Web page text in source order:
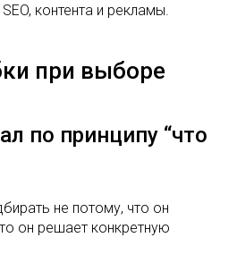
контента и рекламы.
при выборе
по принципу “что
не потому, что он
он решает конкретную